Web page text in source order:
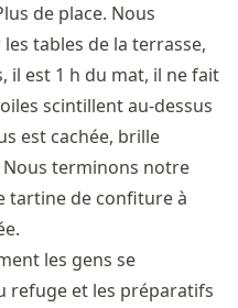
de place. Nous
tables de la terrasse,
il est 1 h du mat, il ne fait
scintillent au-dessus
est cachée, brille
Nous terminons notre
tartine de confiture à
les gens se
refuge et les préparatifs